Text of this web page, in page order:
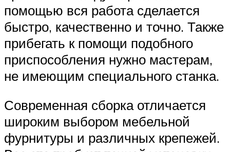
помощью вся работа сделается
быстро, качественно и точно. Также
прибегать к помощи подобного
приспособления нужно мастерам,
не имеющим специального станка.
Современная сборка отличается
широким выбором мебельной
фурнитуры и различных крепежей.